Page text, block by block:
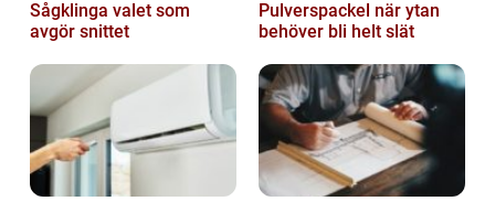
Sågklinga valet som
avgör snittet
Pulverspackel när ytan
behöver bli helt slät